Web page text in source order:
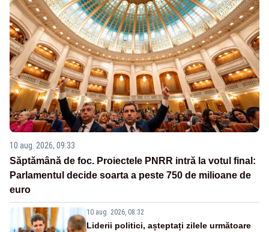
10 aug. 2026, 09:33
Săptămână de foc. Proiectele PNRR intră la votul final:
Parlamentul decide soarta a peste 750 de milioane de
euro
10 aug. 2026, 08:32
Liderii politici, așteptați zilele următoare